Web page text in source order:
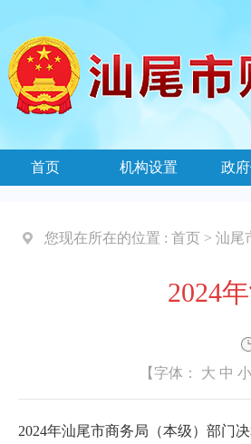
首页 机构设置 政
您现在所在的位置 : 首页 > 汕尾
2024
【字体： 大 中 小
2024年汕尾市商务局（本级）部门